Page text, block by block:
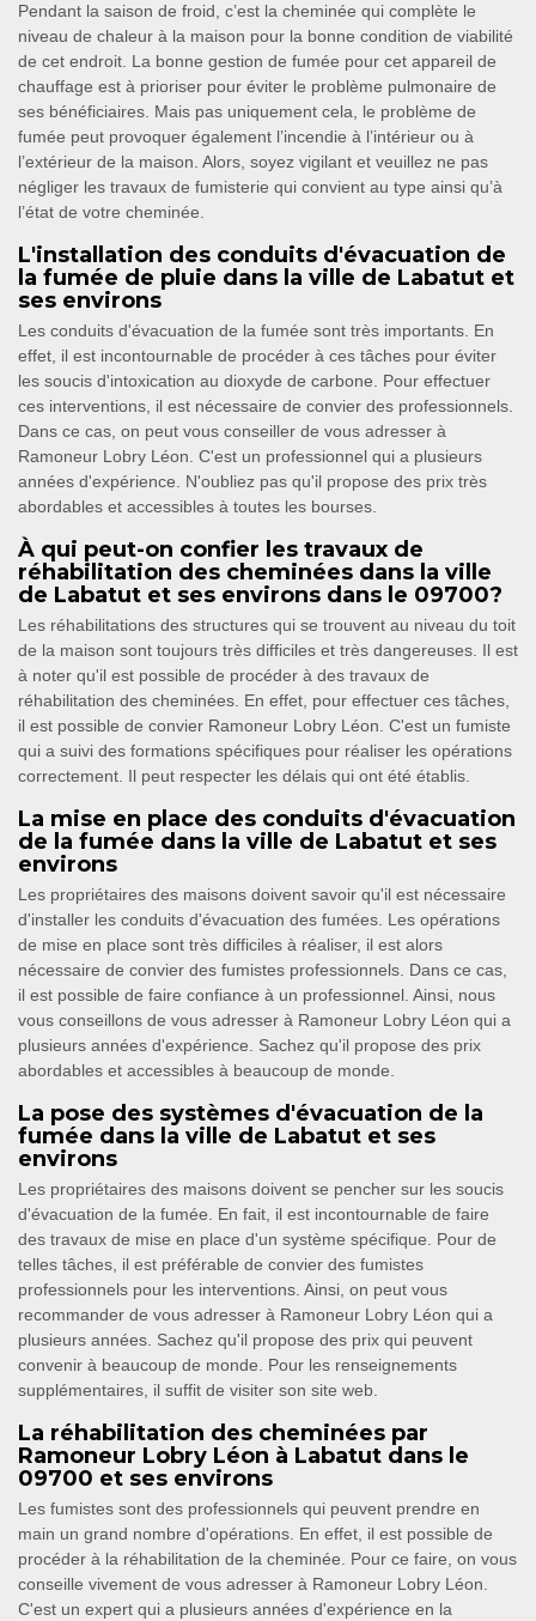
Pendant la saison de froid, c’est la cheminée qui complète le
niveau de chaleur à la maison pour la bonne condition de viabilité
de cet endroit. La bonne gestion de fumée pour cet appareil de
chauffage est à prioriser pour éviter le problème pulmonaire de
ses bénéficiaires. Mais pas uniquement cela, le problème de
fumée peut provoquer également l’incendie à l’intérieur ou à
l’extérieur de la maison. Alors, soyez vigilant et veuillez ne pas
négliger les travaux de fumisterie qui convient au type ainsi qu’à
l’état de votre cheminée.
L'installation des conduits d'évacuation de
la fumée de pluie dans la ville de Labatut et
ses environs
Les conduits d'évacuation de la fumée sont très importants. En
effet, il est incontournable de procéder à ces tâches pour éviter
les soucis d'intoxication au dioxyde de carbone. Pour effectuer
ces interventions, il est nécessaire de convier des professionnels.
Dans ce cas, on peut vous conseiller de vous adresser à
Ramoneur Lobry Léon. C'est un professionnel qui a plusieurs
années d'expérience. N'oubliez pas qu'il propose des prix très
abordables et accessibles à toutes les bourses.
À qui peut-on confier les travaux de
réhabilitation des cheminées dans la ville
de Labatut et ses environs dans le 09700?
Les réhabilitations des structures qui se trouvent au niveau du toit
de la maison sont toujours très difficiles et très dangereuses. Il est
à noter qu'il est possible de procéder à des travaux de
réhabilitation des cheminées. En effet, pour effectuer ces tâches,
il est possible de convier Ramoneur Lobry Léon. C'est un fumiste
qui a suivi des formations spécifiques pour réaliser les opérations
correctement. Il peut respecter les délais qui ont été établis.
La mise en place des conduits d'évacuation
de la fumée dans la ville de Labatut et ses
environs
Les propriétaires des maisons doivent savoir qu'il est nécessaire
d'installer les conduits d'évacuation des fumées. Les opérations
de mise en place sont très difficiles à réaliser, il est alors
nécessaire de convier des fumistes professionnels. Dans ce cas,
il est possible de faire confiance à un professionnel. Ainsi, nous
vous conseillons de vous adresser à Ramoneur Lobry Léon qui a
plusieurs années d'expérience. Sachez qu'il propose des prix
abordables et accessibles à beaucoup de monde.
La pose des systèmes d'évacuation de la
fumée dans la ville de Labatut et ses
environs
Les propriétaires des maisons doivent se pencher sur les soucis
d'évacuation de la fumée. En fait, il est incontournable de faire
des travaux de mise en place d'un système spécifique. Pour de
telles tâches, il est préférable de convier des fumistes
professionnels pour les interventions. Ainsi, on peut vous
recommander de vous adresser à Ramoneur Lobry Léon qui a
plusieurs années. Sachez qu'il propose des prix qui peuvent
convenir à beaucoup de monde. Pour les renseignements
supplémentaires, il suffit de visiter son site web.
La réhabilitation des cheminées par
Ramoneur Lobry Léon à Labatut dans le
09700 et ses environs
Les fumistes sont des professionnels qui peuvent prendre en
main un grand nombre d'opérations. En effet, il est possible de
procéder à la réhabilitation de la cheminée. Pour ce faire, on vous
conseille vivement de vous adresser à Ramoneur Lobry Léon.
C'est un expert qui a plusieurs années d'expérience en la